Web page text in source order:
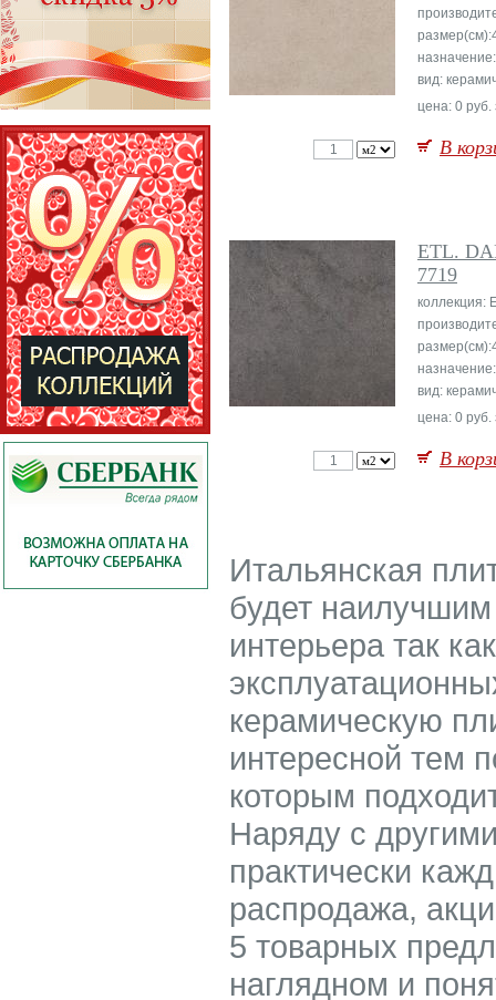
вид:
цена: 0 руб.
В
ETL.
7719
коллекция:
вид:
цена: 0 руб.
В
Итальянская
будет
интерьера так
керамическую
интересной тем
которым
Наряду с
практически
распродажа,
5 товарных
наглядном и